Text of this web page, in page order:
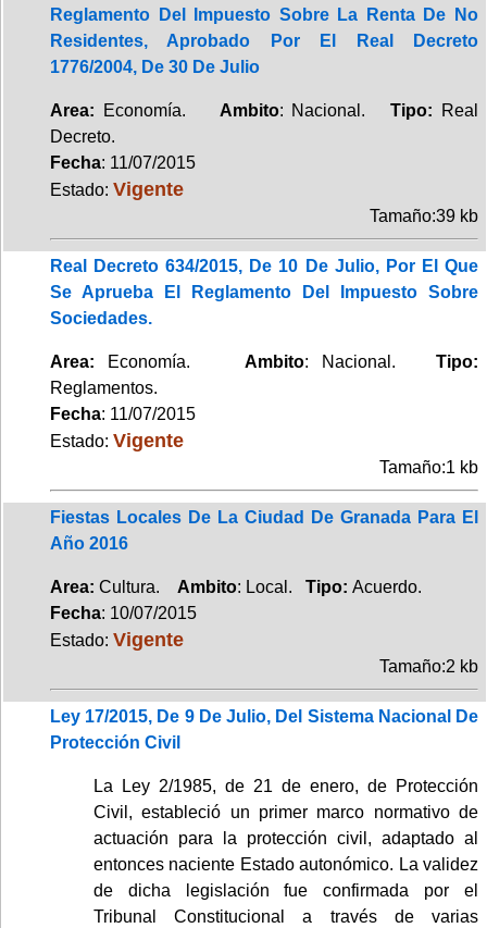
Reglamento Del Impuesto Sobre La Renta De No
Residentes, Aprobado Por El Real Decreto
1776/2004, De 30 De Julio
Area: Economía. Ambito: Nacional.Tipo:
Real
Decreto.
Fecha: 11/07/2015
Estado: Vigente
Tamaño:39 kb
Real Decreto 634/2015, De 10 De Julio, Por El Que
Se Aprueba El Reglamento Del Impuesto Sobre
Sociedades.
Area: Economía. Ambito: Nacional.Tipo:
Reglamentos.
Fecha: 11/07/2015
Estado: Vigente
Tamaño:1 kb
Fiestas Locales De La Ciudad De Granada Para El
Año 2016
Area: Cultura. Ambito: Local. Tipo: Acuerdo.
Fecha: 10/07/2015
Estado: Vigente
Tamaño:2 kb
Ley 17/2015, De 9 De Julio, Del Sistema Nacional De
Protección Civil
La Ley 2/1985, de 21 de enero, de Protección
Civil, estableció un primer marco normativo de
actuación para la protección civil, adaptado al
entonces naciente Estado autonómico. La validez
de dicha legislación fue confirmada por el
Tribunal Constitucional a través de varias